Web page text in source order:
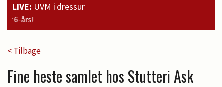
LIVE: UVM i dressur
< Tilbage
Fine heste samlet hos Stutteri Ask